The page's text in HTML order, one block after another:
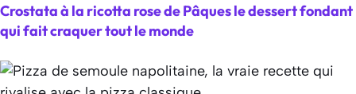
Crostata à la ricotta rose de Pâques le dessert fondant
qui fait craquer tout le monde